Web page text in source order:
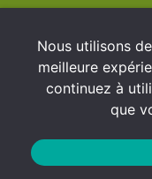
Nous utilisons
meilleure
continuez à
que